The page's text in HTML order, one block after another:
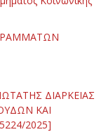
ΔΙΑΡΚΕΙΑΣ
ΚΑΙ
2025]